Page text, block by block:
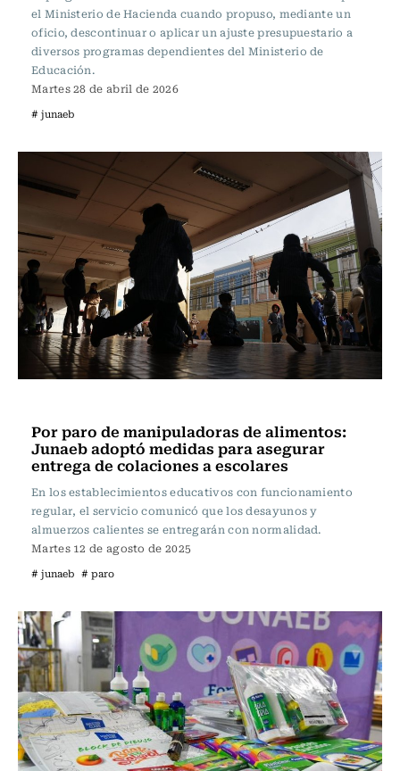
el Ministerio de Hacienda cuando propuso, mediante un
oficio, descontinuar o aplicar un ajuste presupuestario a
diversos programas dependientes del Ministerio de
Educación.
Martes 28 de abril de 2026
# junaeb
Por paro de manipuladoras de alimentos:
Junaeb adoptó medidas para asegurar
entrega de colaciones a escolares
En los establecimientos educativos con funcionamiento
regular, el servicio comunicó que los desayunos y
almuerzos calientes se entregarán con normalidad.
Martes 12 de agosto de 2025
# junaeb # paro